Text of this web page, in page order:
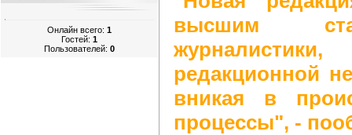
Онлайн всего: 1
Гостей: 1
Пользователей: 0
высшим
редакционной
вникая в
процессы", -